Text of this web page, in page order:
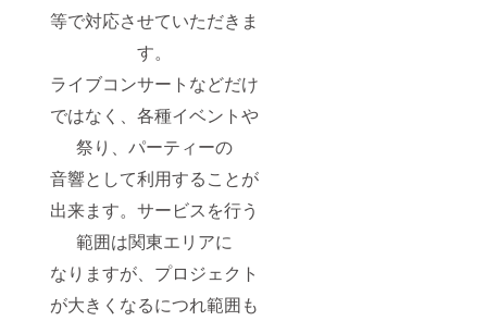
等で対応させていただきま
す。
ライブコンサートなどだけ
ではなく、各種イベントや
祭り、パーティーの
音響として利用することが
出来ます。サービスを行う
範囲は関東エリアに
なりますが、プロジェクト
が大きくなるにつれ範囲も